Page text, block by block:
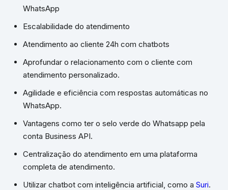
WhatsApp
Escalabilidade do atendimento
Atendimento ao cliente 24h com chatbots
Aprofundar o relacionamento com o cliente com
atendimento personalizado.
Agilidade e eficiência com respostas automáticas no
WhatsApp.
Vantagens como ter o selo verde do Whatsapp pela
conta Business API.
Centralização do atendimento em uma plataforma
completa de atendimento.
Utilizar chatbot com inteligência artificial, como a Suri.